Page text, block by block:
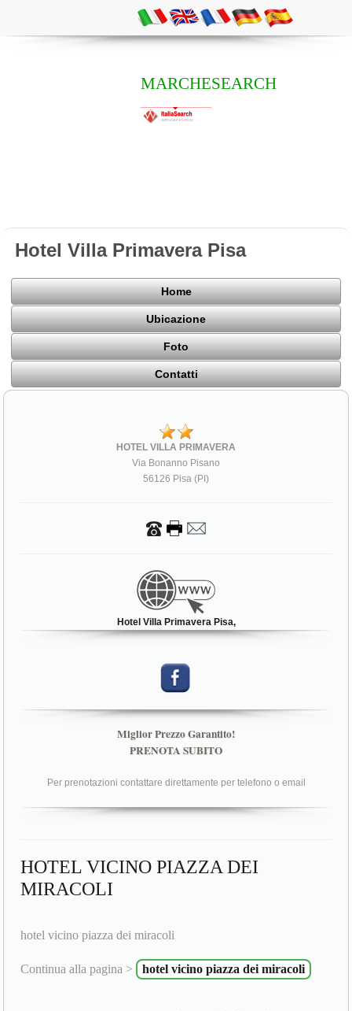
MARCHESEARCH
Hotel Villa Primavera Pisa
Home
Ubicazione
Foto
Contatti
HOTEL VILLA PRIMAVERA
Via Bonanno Pisano
56126 Pisa (PI)
Hotel Villa Primavera Pisa,
Miglior Prezzo Garantito!
PRENOTA SUBITO
Per prenotazioni contattare direttamente per telefono o email
HOTEL VICINO PIAZZA DEI
MIRACOLI
hotel vicino piazza dei miracoli
Continua alla pagina > hotel vicino piazza dei miracoli